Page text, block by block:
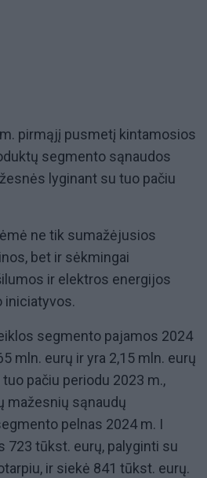
pirmąjį pusmetį kintamosios
segmento sąnaudos
lyginant su tuo pačiu
ne tik sumažėjusios
bet ir sėkmingai
ir elektros energijos
iniciatyvos.
segmento pajamos 2024
mln. eurų ir yra 2,15 mln. eurų
pačiu periodu 2023 m.,
mažesnių sąnaudų
pelnas 2024 m. I
723 tūkst. eurų, palyginti su
ir siekė 841 tūkst. eurų.